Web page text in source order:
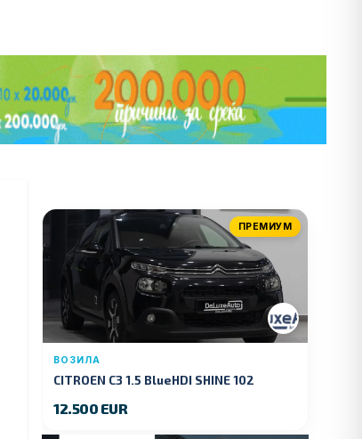
ПРЕМИУМ
ВОЗИЛА
CITROEN C3 1.5 BlueHDI SHINE 102
12.500 EUR